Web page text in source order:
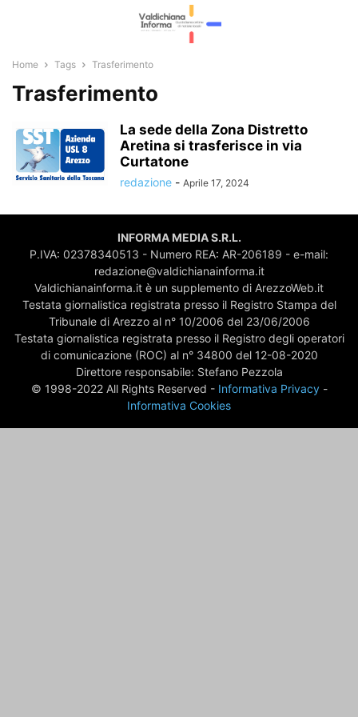
Home Tags Trasferimento
Trasferimento
La sede della Zona Distretto
Aretina si trasferisce in via
Curtatone
redazione - Aprile 17, 2024
INFORMA MEDIA S.R.L.
P.IVA: 02378340513 - Numero REA: AR-206189 - e-mail:
redazione@valdichianainforma.it
Valdichianainforma.it è un supplemento di ArezzoWeb.it
Testata giornalistica registrata presso il Registro Stampa del
Tribunale di Arezzo al n° 10/2006 del 23/06/2006
Testata giornalistica registrata presso il Registro degli operatori
di comunicazione (ROC) al n° 34800 del 12-08-2020
Direttore responsabile: Stefano Pezzola
© 1998-2022 All Rights Reserved - Informativa Privacy-
Informativa Cookies